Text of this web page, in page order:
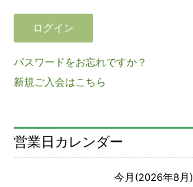
パスワードをお忘れですか？
新規ご入会はこちら
営業日カレンダー
今月(2026年8月)